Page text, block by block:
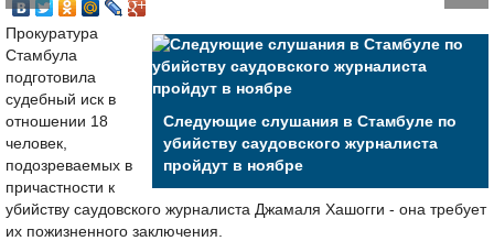
Следующие слушания в Стамбуле по
убийству саудовского журналиста
пройдут в ноябре
Прокуратура
Стамбула
подготовила
судебный иск в
отношении 18
человек,
подозреваемых в
причастности к
убийству саудовского журналиста Джамаля Хашогги - она требует
их пожизненного заключения.